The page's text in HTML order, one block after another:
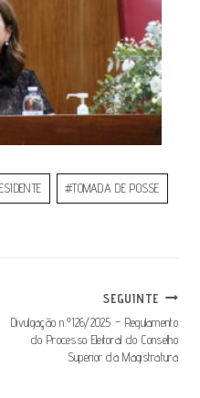
#TOMADA DE POSSE
SEGUINTE
Divulgação n.º126/2025 – Regulamento
do Processo Eleitoral do Conselho
Superior da Magistratura